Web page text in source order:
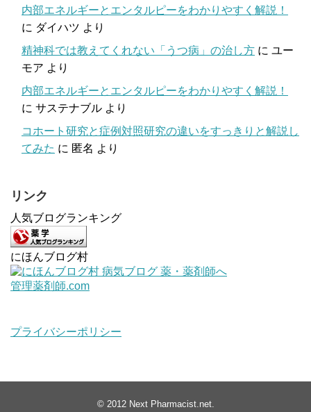
内部エネルギーとエンタルピーをわかりやすく解説！
に ダイハツ より
精神科では教えてくれない「うつ病」の治し方 に ユー
モア より
内部エネルギーとエンタルピーをわかりやすく解説！
に サステナブル より
コホート研究と症例対照研究の違いをすっきりと解説し
てみた に 匿名 より
リンク
人気ブログランキング
にほんブログ村
管理薬剤師.com
プライバシーポリシー
© 2012 Next Pharmacist.net.